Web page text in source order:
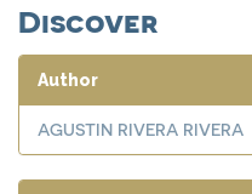
Discover
Author
AGUSTIN RIVERA RIVERA